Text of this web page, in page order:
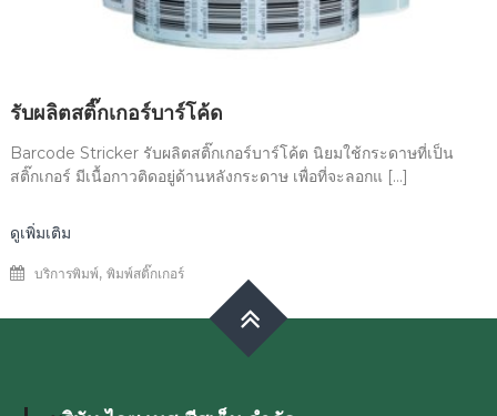
รับผลิตสติ๊กเกอร์บาร์โค้ด
Barcode Stricker รับผลิตสติ๊กเกอร์บาร์โค้ต นิยมใช้กระดาษที่เป็น
สติ๊กเกอร์ มีเนื้อกาวติดอยู่ด้านหลังกระดาษ เพื่อที่จะลอกแ […]
ดูเพิ่มเติม
บริการพิมพ์, พิมพ์สติ๊กเกอร์